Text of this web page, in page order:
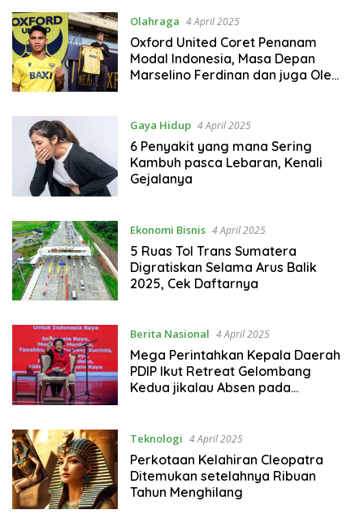
Olahraga 4 April 2025
Oxford United Coret Penanam
Modal Indonesia, Masa Depan
Marselino Ferdinan dan juga Ole
Gaya Hidup 4 April 2025
6 Penyakit yang mana Sering
Kambuh pasca Lebaran, Kenali
Gejalanya
Ekonomi Bisnis 4 April 2025
5 Ruas Tol Trans Sumatera
Digratiskan Selama Arus Balik
2025, Cek Daftarnya
Berita Nasional 4 April 2025
Mega Perintahkan Kepala Daerah
PDIP Ikut Retreat Gelombang
Kedua jikalau Absen pada
Teknologi 4 April 2025
Perkotaan Kelahiran Cleopatra
Ditemukan setelahnya Ribuan
Tahun Menghilang